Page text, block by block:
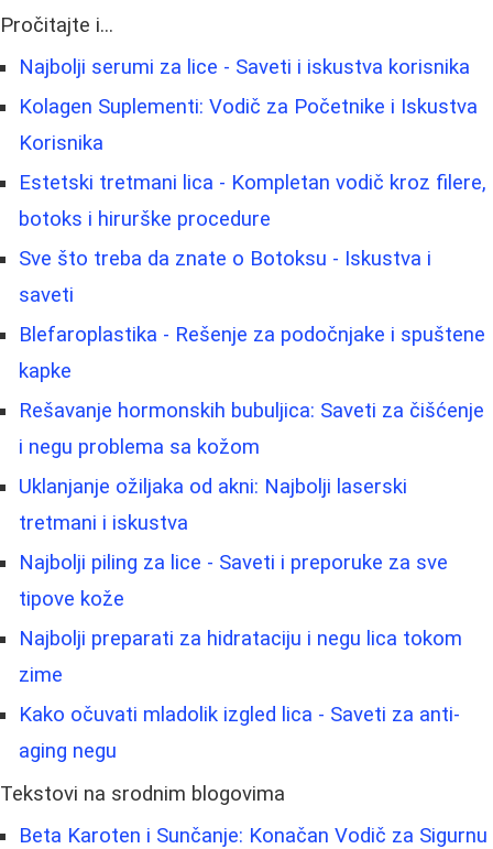
Pročitajte i...
Najbolji serumi za lice - Saveti i iskustva korisnika
Kolagen Suplementi: Vodič za Početnike i Iskustva
Korisnika
Estetski tretmani lica - Kompletan vodič kroz filere,
botoks i hirurške procedure
Sve što treba da znate o Botoksu - Iskustva i
saveti
Blefaroplastika - Rešenje za podočnjake i spuštene
kapke
Rešavanje hormonskih bubuljica: Saveti za čišćenje
i negu problema sa kožom
Uklanjanje ožiljaka od akni: Najbolji laserski
tretmani i iskustva
Najbolji piling za lice - Saveti i preporuke za sve
tipove kože
Najbolji preparati za hidrataciju i negu lica tokom
zime
Kako očuvati mladolik izgled lica - Saveti za anti-
aging negu
Tekstovi na srodnim blogovima
Beta Karoten i Sunčanje: Konačan Vodič za Sigurnu